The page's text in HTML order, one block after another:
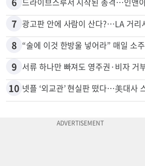
7 광고판 안에 사람이 산다?…LA 거리
8
9
10